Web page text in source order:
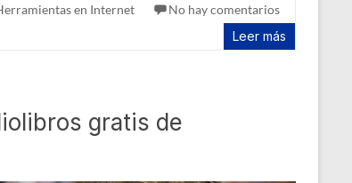
en Internet
No hay comentarios
Leer más
gratis de